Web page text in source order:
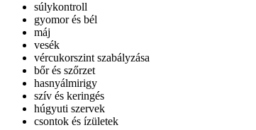
súlykontroll
gyomor és bél
máj
vesék
vércukorszint szabályzása
bőr és szőrzet
hasnyálmirigy
szív és keringés
húgyuti szervek
csontok és ízületek